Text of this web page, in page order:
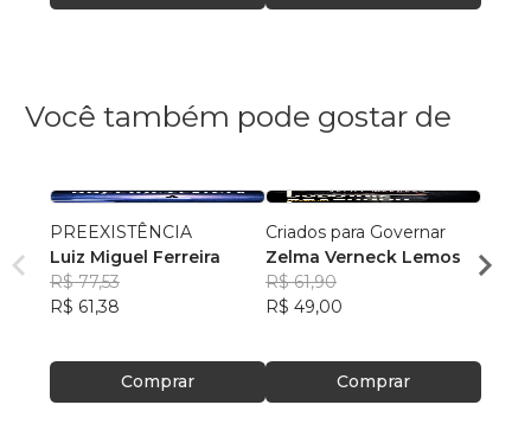
Você também pode gostar de
PREEXISTÊNCIA
Luiz Miguel Ferreira
R$ 77,53
R$ 61,38
Comprar
Criados para Governar
Zelma Verneck Lemos
R$ 61,90
R$ 49,00
Comprar
R$